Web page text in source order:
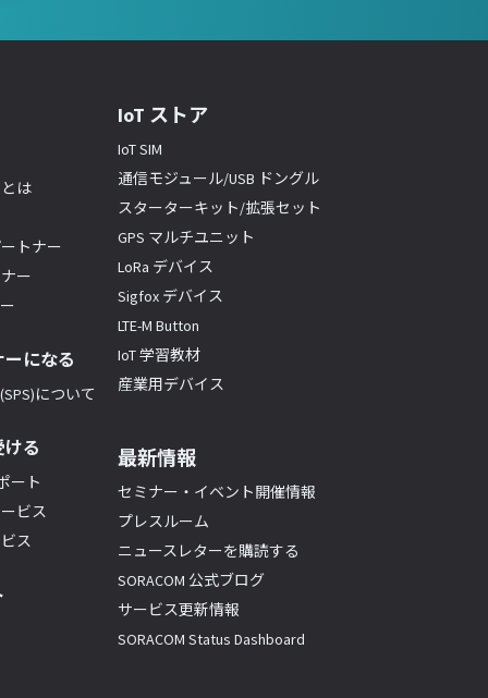
は
トナー
ー
になる
について
る
ート
ビス
ス
IoT ストア
IoT SIM
通信モジュール/USB ドングル
スターターキット/拡張セット
GPS マルチユニット
LoRa デバイス
Sigfox デバイス
LTE-M Button
IoT 学習教材
産業用デバイス
最新情報
セミナー・イベント開催情報
プレスルーム
ニュースレターを購読する
SORACOM 公式ブログ
サービス更新情報
SORACOM Status Dashboard